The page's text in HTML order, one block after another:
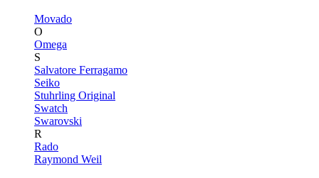
Movado
O
Omega
S
Salvatore Ferragamo
Seiko
Stuhrling Original
Swatch
Swarovski
R
Rado
Raymond Weil